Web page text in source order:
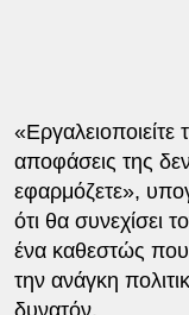
«Εργαλειοποιείτε
αποφάσεις της
εφαρμόζετε»,
ότι θα συνεχίσει
ένα καθεστώς που
την ανάγκη
δυνατόν.